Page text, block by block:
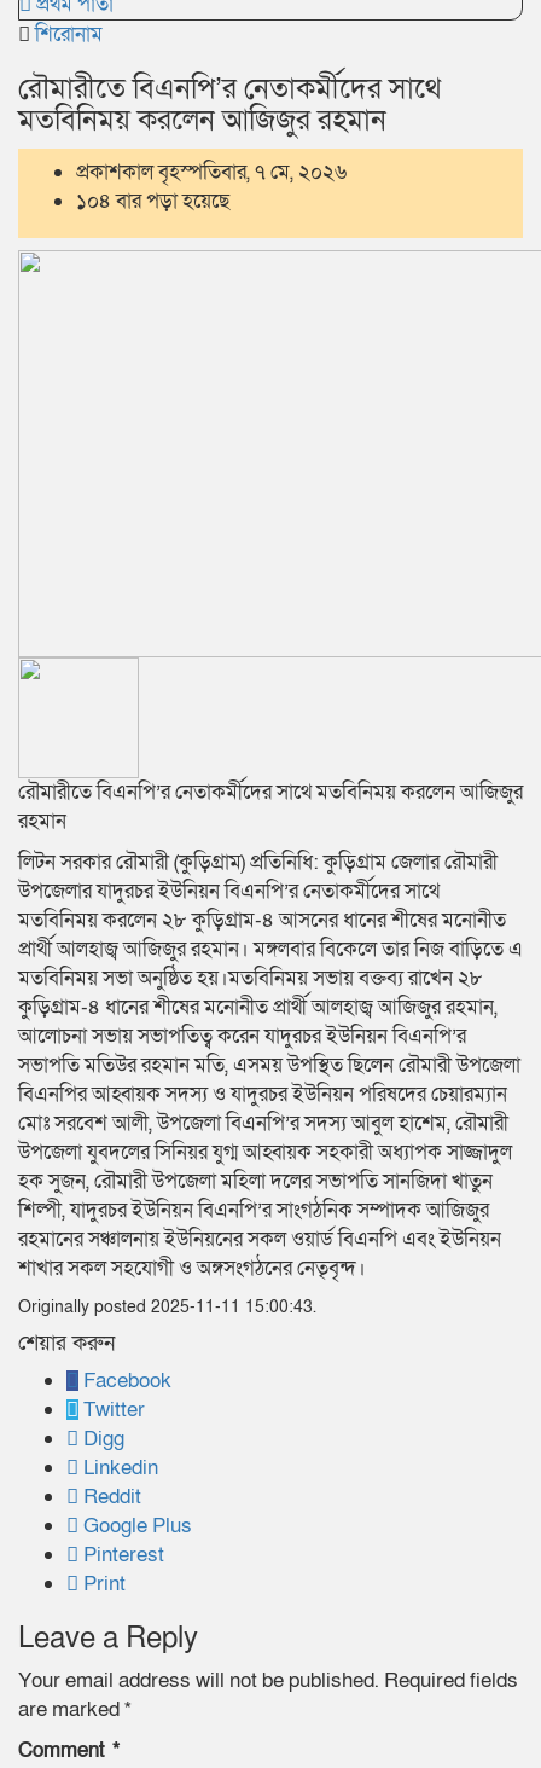
শিরোনাম
রৌমারীতে বিএনপি’র নেতাকর্মীদের সাথে
মতবিনিময় করলেন আজিজুর রহমান
প্রকাশকাল বৃহস্পতিবার, ৭ মে, ২০২৬
১০৪ বার পড়া হয়েছে
রৌমারীতে বিএনপি’র নেতাকর্মীদের সাথে মতবিনিময় করলেন আজিজুর
রহমান
লিটন সরকার রৌমারী (কুড়িগ্রাম) প্রতিনিধি: কুড়িগ্রাম জেলার রৌমারী
উপজেলার যাদুরচর ইউনিয়ন বিএনপি’র নেতাকর্মীদের সাথে
মতবিনিময় করলেন ২৮ কুড়িগ্রাম-৪ আসনের ধানের শীষের মনোনীত
প্রার্থী আলহাজ্ব আজিজুর রহমান। মঙ্গলবার বিকেলে তার নিজ বাড়িতে এ
মতবিনিময় সভা অনুষ্ঠিত হয়।মতবিনিময় সভায় বক্তব্য রাখেন ২৮
কুড়িগ্রাম-৪ ধানের শীষের মনোনীত প্রার্থী আলহাজ্ব আজিজুর রহমান,
আলোচনা সভায় সভাপতিত্ব করেন যাদুরচর ইউনিয়ন বিএনপি’র
সভাপতি মতিউর রহমান মতি, এসময় উপস্থিত ছিলেন রৌমারী উপজেলা
বিএনপির আহ্বায়ক সদস্য ও যাদুরচর ইউনিয়ন পরিষদের চেয়ারম্যান
মোঃ সরবেশ আলী, উপজেলা বিএনপি’র সদস্য আবুল হাশেম, রৌমারী
উপজেলা যুবদলের সিনিয়র যুগ্ম আহ্বায়ক সহকারী অধ্যাপক সাজ্জাদুল
হক সুজন, রৌমারী উপজেলা মহিলা দলের সভাপতি সানজিদা খাতুন
শিল্পী, যাদুরচর ইউনিয়ন বিএনপি’র সাংগঠনিক সম্পাদক আজিজুর
রহমানের সঞ্চালনায় ইউনিয়নের সকল ওয়ার্ড বিএনপি এবং ইউনিয়ন
শাখার সকল সহযোগী ও অঙ্গসংগঠনের নেতৃবৃন্দ।
Originally posted 2025-11-11 15:00:43.
শেয়ার করুন
Facebook
Twitter
Digg
Linkedin
Reddit
Google Plus
Pinterest
Print
Leave a Reply
Your email address will not be published. Required fields
are marked*
Comment *